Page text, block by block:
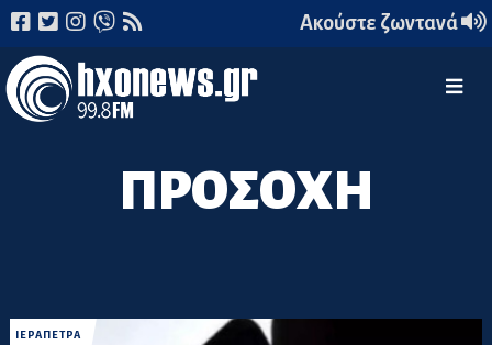
Ακούστε ζωντανά
ΠΡΟΣΟΧΗ
ΙΕΡΑΠΕΤΡΑ